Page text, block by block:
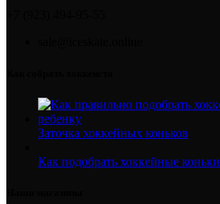
Заточка хоккейных коньков
Как подобрать хоккейные коньки